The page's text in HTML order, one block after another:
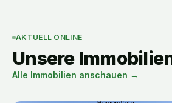
AKTUELL ONLINE
Unsere
Alle Immobilien anschauen →